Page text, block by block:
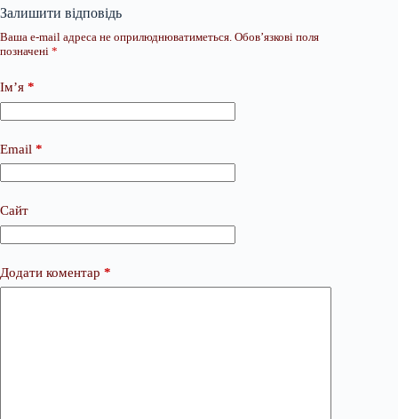
Залишити відповідь
Ваша e-mail адреса не оприлюднюватиметься. Обов’язкові поля
позначені *
Ім’я *
Email *
Сайт
Додати коментар *